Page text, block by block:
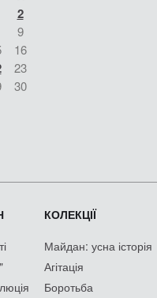
2
9
16
23
30
КОЛЕКЦІЇ
Майдан: усна історія
Агітація
Боротьба